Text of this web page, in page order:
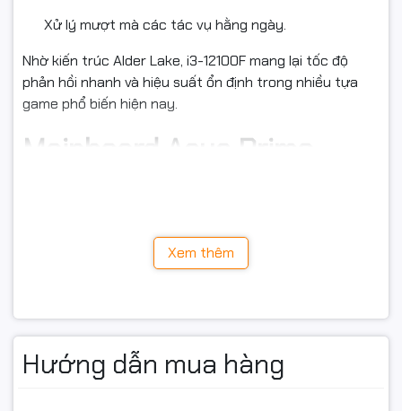
Xử lý mượt mà các tác vụ hằng ngày.
Nhờ kiến trúc Alder Lake, i3-12100F mang lại tốc độ
phản hồi nhanh và hiệu suất ổn định trong nhiều tựa
game phổ biến hiện nay.
Mainboard Asus Prime
định lâu dài
Asus Prime H610M-K D4
Tương thích tốt CPU Intel Gen 12
Thiết kế mạch VRM ổn định
Xem thêm
Hướng dẫn mua hàng